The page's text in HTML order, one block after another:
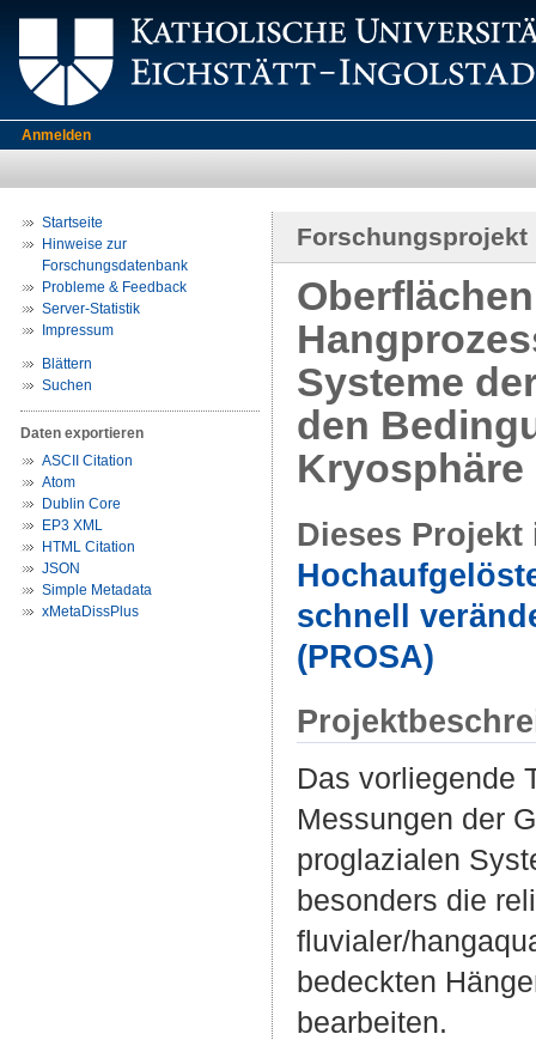
Anmelden
Startseite
Hinweise zur
Forschungsdatenbank
Probleme & Feedback
Server-Statistik
Impressum
Blättern
Suchen
Daten exportieren
ASCII Citation
Atom
Dublin Core
EP3 XML
HTML Citation
JSON
Simple Metadata
xMetaDissPlus
Forschungsprojekt
Systeme
den
Kryosphäre
Dieses
schnell
(PROSA)
Das vorliegende
Messungen der
proglazialen
besonders die
fluvialer/
bedeckten
bearbeiten.